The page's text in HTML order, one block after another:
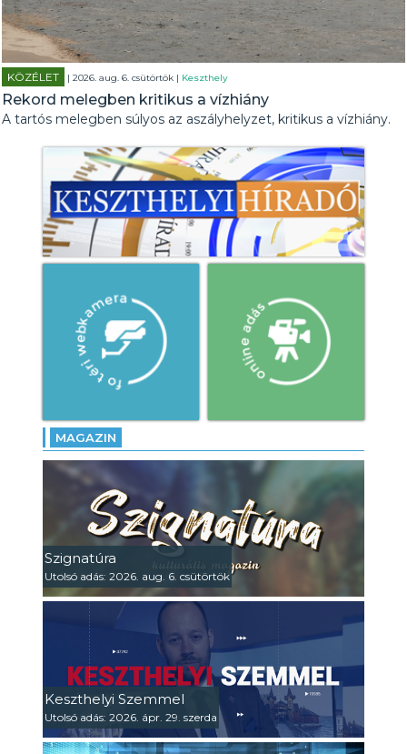
KÖZÉLET | 2026. aug. 6. csütörtök | Keszthely
Rekord melegben kritikus a vízhiány
A tartós melegben súlyos az aszályhelyzet, kritikus a vízhiány.
MAGAZIN
Szignatúra
Utolsó adás: 2026. aug. 6. csütörtök
Keszthelyi Szemmel
Utolsó adás: 2026. ápr. 29. szerda